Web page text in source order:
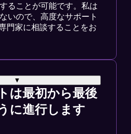
ることが可能です。私は
いので、高度なサポート
門家に相談することをお
▼
は最初から最後
に進行します